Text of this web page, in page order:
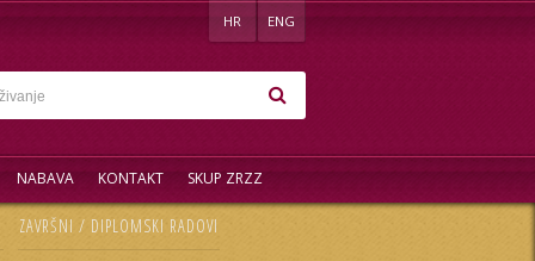
HR ENG
NABAVA KONTAKT SKUP ZRZZ
ZAVRŠNI / DIPLOMSKI RADOVI